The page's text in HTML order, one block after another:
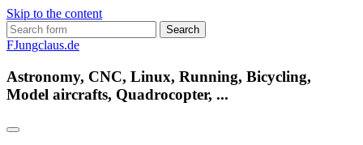
Skip to the content
Search
for:
FJungclaus.de
Astronomy, CNC, Linux, Running, Bicycling,
Model aircrafts, Quadrocopter, ...